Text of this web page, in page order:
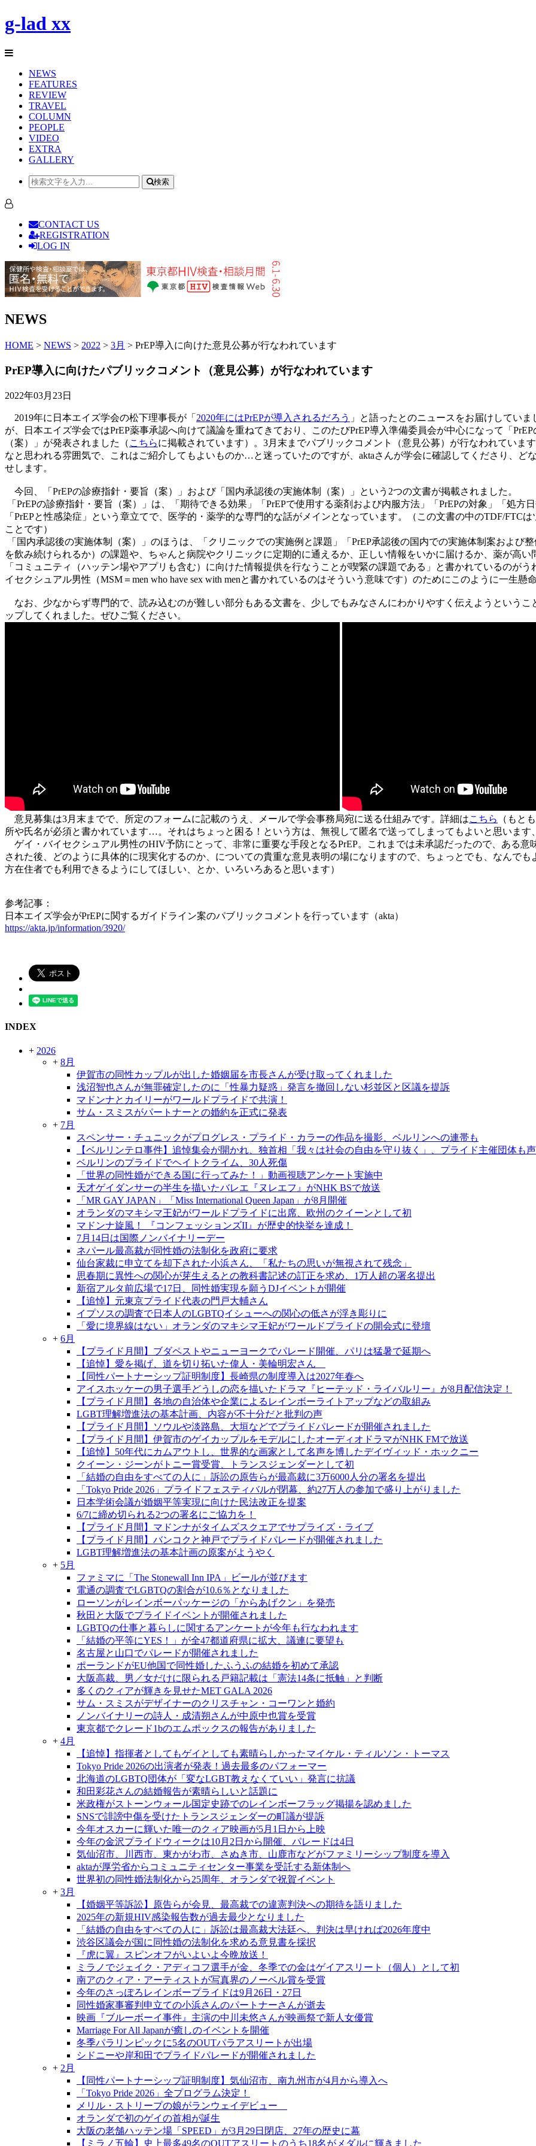
g-lad xx
NEWS
FEATURES
REVIEW
TRAVEL
COLUMN
PEOPLE
VIDEO
EXTRA
GALLERY
検索
CONTACT US
REGISTRATION
LOG IN
NEWS
HOME > NEWS > 2022 > 3月 > PrEP導入に向けた意見公募が行なわれています
PrEP導入に向けたパブリックコメント（意見公募）が行なわれています
2022年03月23日
2019年に日本エイズ学会の松下理事長が「 2020年にはPrEPが導入されるだろう 」と語ったとのニュースをお届けしてい
が、日本エイズ学会ではPrEP薬事承認へ向けて議論を重ねてきており、このたびPrEP導入準備委員会が中心になって「
（案）」が発表されました（ こちらに掲載されています）。3月末までパブリックコメント（意見公募）が行なわれていま
なと思われる雰囲気で、これはご紹介してもよいものか…と迷っていたのですが、aktaさんが学会に確認してくださり、ど
せします。
今回、「PrEPの診療指針・要旨（案）」および「国内承認後の実施体制（案）」という2つの文書が掲載されました。
「PrEPの診療指針・要旨（案）」は、「期待できる効果」「PrEPで使用する薬剤および内服方法」「PrEPの対象」「処
「PrEPと性感染症」という章立てで、医学的・薬学的な専門的な話がメインとなっています。（この文書の中のTDF/FTC
ことです）
「国内承認後の実施体制（案）」のほうは、「クリニックでの実施例と課題」「PrEP承認後の国内での実施体制案および
を飲み続けられるか）の課題や、ちゃんと病院やクリニックに定期的に通えるか、正しい情報をいかに届けるか、薬が高
「コミュニティ（ハッテン場やアプリも含む）に向けた情報提供を行なうことが喫緊の課題である」と書かれているのが
イセクシュアル男性（MSM＝men who have sex with menと書かれているのはそういう意味です）のためにこのように一生
なお、少なからず専門的で、読み込むのが難しい部分もある文書を、少しでもみなさんにわかりやすく伝えようという
ップしてくれました。ぜひご覧ください。
意見募集は3月末までで、所定のフォームに記載のうえ、メールで学会事務局宛に送る仕組みです。詳細はこちら
（もと
所や氏名が必須と書かれています…。それはちょっと困る！という方は、無視して匿名で送ってしまってもよいと思います
ゲイ・バイセクシュアル男性のHIV予防にとって、非常に重要な手段となるPrEP。これまでは未承認だったので、ある
された後、どのように具体的に現実化するのか、についての貴重な意見表明の場になりますので、ちょっとでも、なんで
方在住者でも利用できるようにしてほしい、とか、いろいろあると思います）
参考記事：
日本エイズ学会がPrEPに関するガイドライン案のパブリックコメントを行っています（akta）
https://akta.jp/information/3920/
INDEX
+ 2026
+ 8月
伊賀市の同性カップルが出した婚姻届を市長さんが受け取ってくれました
浅沼智也さんが無罪確定したのに「性暴力疑惑」発言を撤回しない杉並区と区議を提訴
マドンナとカイリーがワールドプライドで共演！
サム・スミスがパートナーとの婚約を正式に発表
+ 7月
スペンサー・チュニックがプログレス・プライド・カラーの作品を撮影、ベルリンへの連帯も
【ベルリンテロ事件】追悼集会が開かれ、独首相「我々は社会の自由を守り抜く」、プライド主催団体も
ベルリンのプライドでヘイトクライム、30人死傷
「世界の同性婚ができる国に行ってみた！」動画視聴アンケート実施中
天才ゲイダンサーの半生を描いたバレエ『ヌレエフ』がNHK BSで放送
「MR GAY JAPAN」「Miss International Queen Japan」が8月開催
オランダのマキシマ王妃がワールドプライドに出席、欧州のクイーンとして初
マドンナ旋風！ 『コンフェッションズII』が歴史的快挙を達成！
7月14日は国際ノンバイナリーデー
ネパール最高裁が同性婚の法制化を政府に要求
仙台家裁に申立てを却下された小浜さん、「私たちの思いが無視されて残念」
思春期に異性への関心が芽生えるとの教科書記述の訂正を求め、1万人超の署名提出
新宿アルタ前広場で17日、同性婚実現を願うDJイベントが開催
【追悼】元東京プライド代表の門戸大輔さん
イプソスの調査で日本人のLGBTQイシューへの関心の低さが浮き彫りに
「愛に境界線はない」オランダのマキシマ王妃がワールドプライドの開会式に登壇
+ 6月
【プライド月間】ブダペストやニューヨークでパレード開催、パリは猛暑で延期へ
【追悼】愛を掲げ、道を切り拓いた偉人・美輪明宏さん
【同性パートナーシップ証明制度】長崎県の制度導入は2027年春へ
アイスホッケーの男子選手どうしの恋を描いたドラマ『ヒーテッド・ライバルリー』が8月配信決定！
【プライド月間】各地の自治体や企業によるレインボーライトアップなどの取組み
LGBT理解増進法の基本計画、内容が不十分だと批判の声
【プライド月間】ソウルや淡路島、大垣などでプライドパレードが開催されました
【プライド月間】伊賀市のゲイカップルをモデルにしたオーディオドラマがNHK FMで放送
【追悼】50年代にカムアウトし、世界的な画家として名声を博したデイヴィッド・ホックニー
クイーン・ジーンがトニー賞受賞、トランスジェンダーとして初
「結婚の自由をすべての人に」訴訟の原告らが最高裁に3万6000人分の署名を提出
「Tokyo Pride 2026」プライドフェスティバルが閉幕、約27万人の参加で盛り上がりました
日本学術会議が婚姻平等実現に向けた民法改正を提案
6/7に締め切られる2つの署名にご協力を！
【プライド月間】マドンナがタイムズスクエアでサプライズ・ライブ
【プライド月間】バンコクと神戸でプライドパレードが開催されました
LGBT理解増進法の基本計画の原案がようやく
+ 5月
ファミマに「The Stonewall Inn IPA」ビールが並びます
電通の調査でLGBTQの割合が10.6％となりました
ローソンがレインボーパッケージの「からあげクン」を発売
秋田と大阪でプライドイベントが開催されました
LGBTQの仕事と暮らしに関するアンケートが今年も行なわれます
「結婚の平等にYES！」が全47都道府県に拡大、議連に要望も
名古屋と山口でパレードが開催されました
ポーランドがEU他国で同性婚したふうふの結婚を初めて承認
大阪高裁、男／女だけに限られる戸籍記載は「憲法14条に抵触」と判断
多くのクィアが輝きを見せたMET GALA 2026
サム・スミスがデザイナーのクリスチャン・コーワンと婚約
ノンバイナリーの詩人・成清朔さんが中原中也賞を受賞
東京都でクレード1bのエムポックスの報告がありました
+ 4月
【追悼】指揮者としてもゲイとしても素晴らしかったマイケル・ティルソン・トーマス
Tokyo Pride 2026の出演者が発表！過去最多のパフォーマー
北海道のLGBTQ団体が「変なLGBT教えなくていい」発言に抗議
和田彩花さんの結婚報告が素晴らしいと話題に
米政権がストーンウォール国定史跡でのレインボーフラッグ掲揚を認めました
SNSで誹謗中傷を受けたトランスジェンダーの町議が提訴
今年オスカーに輝いた唯一のクィア映画が5月1日から上映
今年の金沢プライドウィークは10月2日から開催、パレードは4日
気仙沼市、川西市、東かがわ市、さぬき市、山鹿市などがファミリーシップ制度を導入
aktaが厚労省からコミュニティセンター事業を受託する新体制へ
世界初の同性婚法制化から25周年、オランダで祝賀イベント
+ 3月
【婚姻平等訴訟】原告らが会見、最高裁での違憲判決への期待を語りました
2025年の新規HIV感染報告数が過去最少となりました
「結婚の自由をすべての人に」訴訟は最高裁大法廷へ、判決は早ければ2026年度中
渋谷区議会が国に同性婚の法制化を求める意見書を採択
『虎に翼』スピンオフがいよいよ今晩放送！
ミラノでジェイク・アディコフ選手が金、冬季での金はゲイアスリート（個人）として初
南アのクィア・アーティストが写真界のノーベル賞を受賞
今年のさっぽろレインボープライドは9月26日・27日
同性婚家事審判申立ての小浜さんのパートナーさんが逝去
映画『ブルーボーイ事件』主演の中川未悠さんが映画祭で新人女優賞
Marriage For All Japanが癒しのイベントを開催
冬季パラリンピックに5名のOUTパラアスリートが出場
シドニーや岸和田でプライドパレードが開催されました
+ 2月
【同性パートナーシップ証明制度】気仙沼市、南九州市が4月から導入へ
「Tokyo Pride 2026」全プログラム決定！
メリル・ストリープの娘がランウェイデビュー
オランダで初のゲイの首相が誕生
大阪の老舗ハッテン場「SPEED」が3月29日閉店、27年の歴史に幕
【ミラノ五輪】史上最多49名のOUTアスリートのうち18名がメダルに輝きました